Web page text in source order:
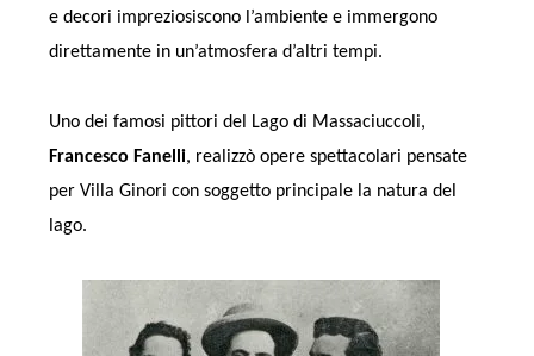
e decori impreziosiscono l’ambiente e immergono
direttamente in un’atmosfera d’altri tempi.
Uno dei famosi pittori del Lago di Massaciuccoli,
Francesco Fanelli, realizzò opere spettacolari pensate
per Villa Ginori con soggetto principale la natura del
lago.